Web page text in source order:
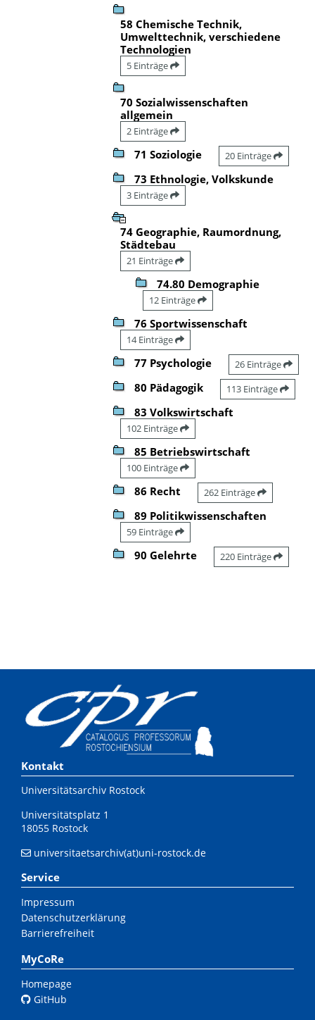
58 Chemische Technik,
Umwelttechnik, verschiedene
Technologien
5 Einträge
70 Sozialwissenschaften
allgemein
2 Einträge
71 Soziologie 20 Einträge
73 Ethnologie, Volkskunde
3 Einträge
74 Geographie, Raumordnung,
Städtebau
21 Einträge
74.80 Demographie
12 Einträge
76 Sportwissenschaft
14 Einträge
77 Psychologie 26 Einträge
80 Pädagogik 113 Einträge
83 Volkswirtschaft
102 Einträge
85 Betriebswirtschaft
100 Einträge
86 Recht 262 Einträge
89 Politikwissenschaften
59 Einträge
90 Gelehrte 220 Einträge
Kontakt
Universitätsarchiv Rostock
Universitätsplatz 1
18055 Rostock
universitaetsarchiv(at)uni-rostock.de
Service
Impressum
Datenschutzerklärung
Barrierefreiheit
MyCoRe
Homepage
GitHub